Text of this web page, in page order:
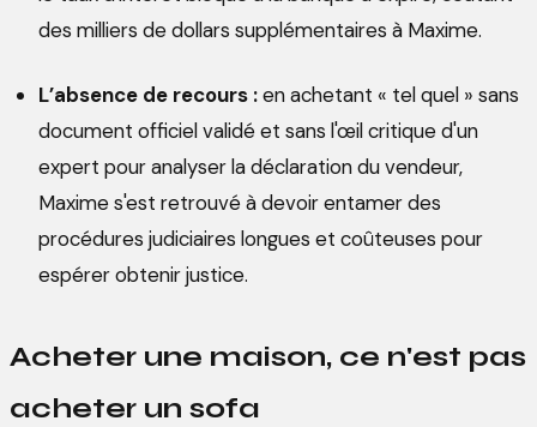
des milliers de dollars supplémentaires à Maxime.
L’absence de recours :en achetant « tel quel » sans
document officiel validé et sans l'œil critique d'un
expert pour analyser la déclaration du vendeur,
Maxime s'est retrouvé à devoir entamer des
procédures judiciaires longues et coûteuses pour
espérer obtenir justice.
Acheter une maison, ce n'est pas
acheter un sofa